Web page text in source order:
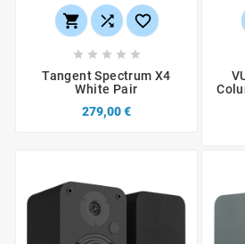
  
    
Tangent Spectrum X4
White Pair
279,00 €